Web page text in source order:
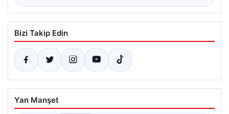
Bizi Takip Edin
Yan Manşet